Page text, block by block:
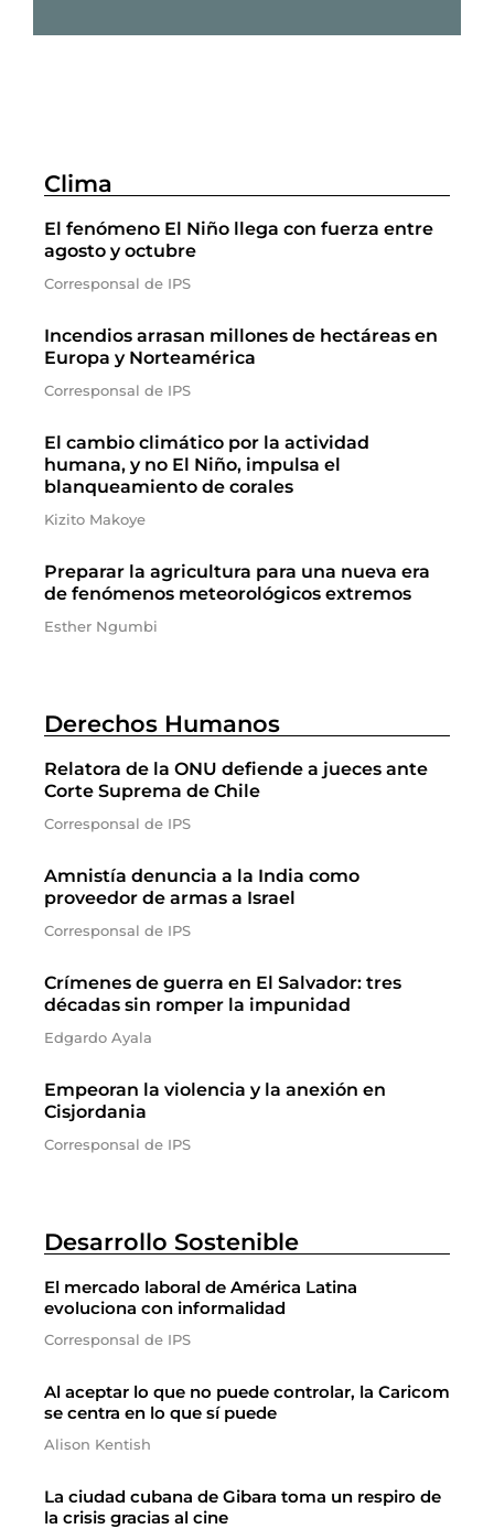
Clima
El fenómeno El Niño llega con fuerza entre
agosto y octubre
Corresponsal de IPS
Incendios arrasan millones de hectáreas en
Europa y Norteamérica
Corresponsal de IPS
El cambio climático por la actividad
humana, y no El Niño, impulsa el
blanqueamiento de corales
Kizito Makoye
Preparar la agricultura para una nueva era
de fenómenos meteorológicos extremos
Esther Ngumbi
Derechos Humanos
Relatora de la ONU defiende a jueces ante
Corte Suprema de Chile
Corresponsal de IPS
Amnistía denuncia a la India como
proveedor de armas a Israel
Corresponsal de IPS
Crímenes de guerra en El Salvador: tres
décadas sin romper la impunidad
Edgardo Ayala
Empeoran la violencia y la anexión en
Cisjordania
Corresponsal de IPS
Desarrollo Sostenible
El mercado laboral de América Latina
evoluciona con informalidad
Corresponsal de IPS
Al aceptar lo que no puede controlar, la Caricom
se centra en lo que sí puede
Alison Kentish
La ciudad cubana de Gibara toma un respiro de
la crisis gracias al cine